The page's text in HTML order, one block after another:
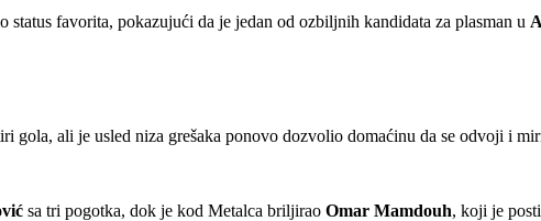
favorita, pokazujući da je jedan od ozbiljnih kandidata za plasman u
gola, ali je usled niza grešaka ponovo dozvolio domaćinu da se odvoji i
sa tri pogotka, dok je kod Metalca briljirao Omar Mamdouh, koji je